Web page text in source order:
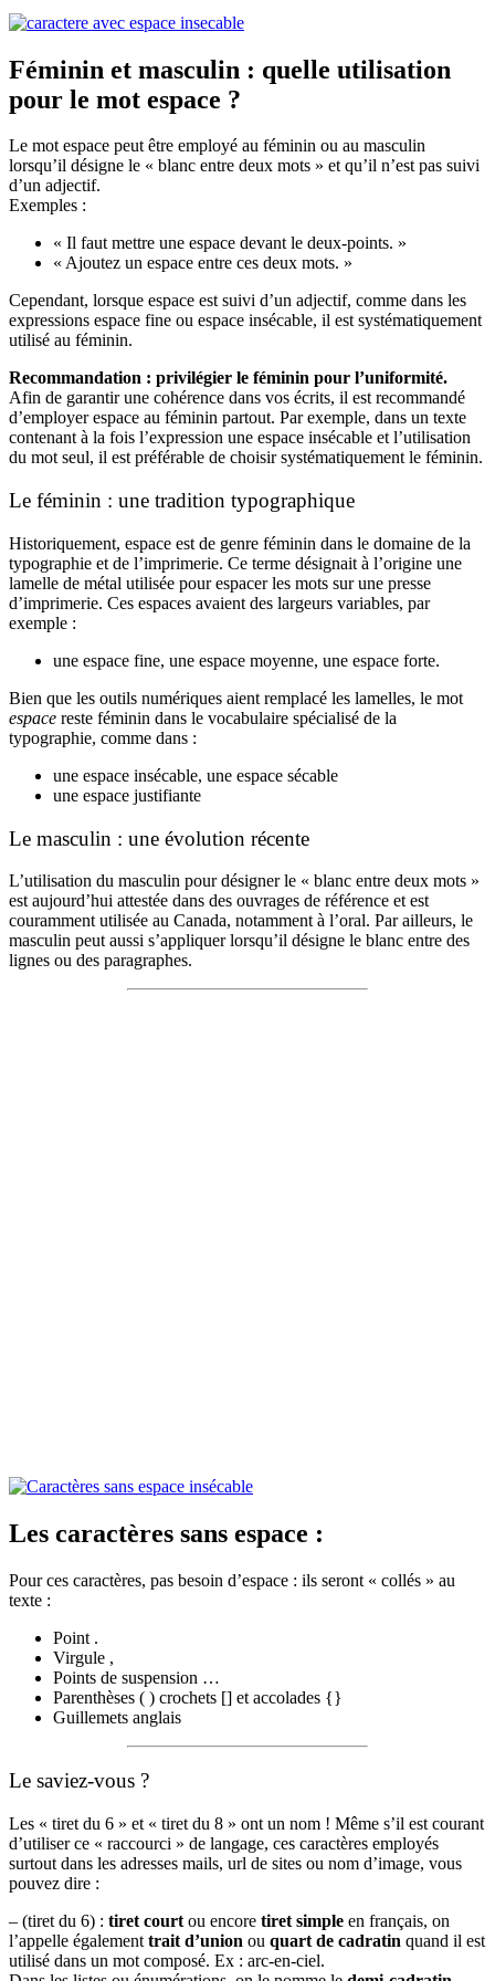
Féminin et masculin : quelle utilisation
pour le mot espace ?
Le mot espace peut être employé au féminin ou au masculin
lorsqu’il désigne le « blanc entre deux mots » et qu’il n’est pas suivi
d’un adjectif.
Exemples :
« Il faut mettre une espace devant le deux-points. »
« Ajoutez un espace entre ces deux mots. »
Cependant, lorsque espace est suivi d’un adjectif, comme dans les
expressions espace fine ou espace insécable, il est systématiquement
utilisé au féminin.
Recommandation : privilégier le féminin pour l’uniformité.
Afin de garantir une cohérence dans vos écrits, il est recommandé
d’employer espace au féminin partout. Par exemple, dans un texte
contenant à la fois l’expression une espace insécable et l’utilisation
du mot seul, il est préférable de choisir systématiquement le féminin.
Le féminin : une tradition typographique
Historiquement, espace est de genre féminin dans le domaine de la
typographie et de l’imprimerie. Ce terme désignait à l’origine une
lamelle de métal utilisée pour espacer les mots sur une presse
d’imprimerie. Ces espaces avaient des largeurs variables, par
exemple :
une espace fine, une espace moyenne, une espace forte.
Bien que les outils numériques aient remplacé les lamelles, le mot
espace reste féminin dans le vocabulaire spécialisé de la
typographie, comme dans :
une espace insécable, une espace sécable
une espace justifiante
Le masculin : une évolution récente
L’utilisation du masculin pour désigner le « blanc entre deux mots »
est aujourd’hui attestée dans des ouvrages de référence et est
couramment utilisée au Canada, notamment à l’oral. Par ailleurs, le
masculin peut aussi s’appliquer lorsqu’il désigne le blanc entre des
lignes ou des paragraphes.
Les caractères sans espace :
Pour ces caractères, pas besoin d’espace : ils seront « collés » au
texte :
Point .
Virgule ,
Points de suspension …
Parenthèses ( ) crochets [] et accolades {}
Guillemets anglais
Le saviez-vous ?
Les « tiret du 6 » et « tiret du 8 » ont un nom ! Même s’il est courant
d’utiliser ce « raccourci » de langage, ces caractères employés
surtout dans les adresses mails, url de sites ou nom d’image, vous
pouvez dire :
– (tiret du 6) : tiret court ou encore tiret simple en français, on
l’appelle également trait d’union ou quart de cadratin quand il est
utilisé dans un mot composé. Ex : arc-en-ciel.